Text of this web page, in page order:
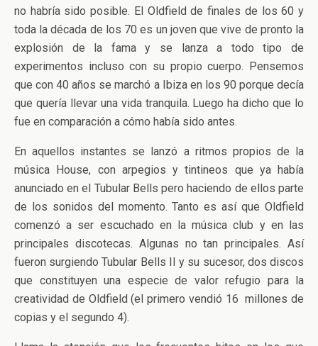
no habría sido posible. El Oldfield de finales de los 60 y
toda la década de los 70 es un joven que vive de pronto la
explosión de la fama y se lanza a todo tipo de
experimentos incluso con su propio cuerpo. Pensemos
que con 40 años se marchó a Ibiza en los 90 porque decía
que quería llevar una vida tranquila. Luego ha dicho que lo
fue en comparación a cómo había sido antes.
En aquellos instantes se lanzó a ritmos propios de la
música House, con arpegios y tintineos que ya había
anunciado en el Tubular Bells pero haciendo de ellos parte
de los sonidos del momento. Tanto es así que Oldfield
comenzó a ser escuchado en la música club y en las
principales discotecas. Algunas no tan principales. Así
fueron surgiendo Tubular Bells II y su sucesor, dos discos
que constituyen una especie de valor refugio para la
creatividad de Oldfield (el primero vendió 16 millones de
copias y el segundo 4).